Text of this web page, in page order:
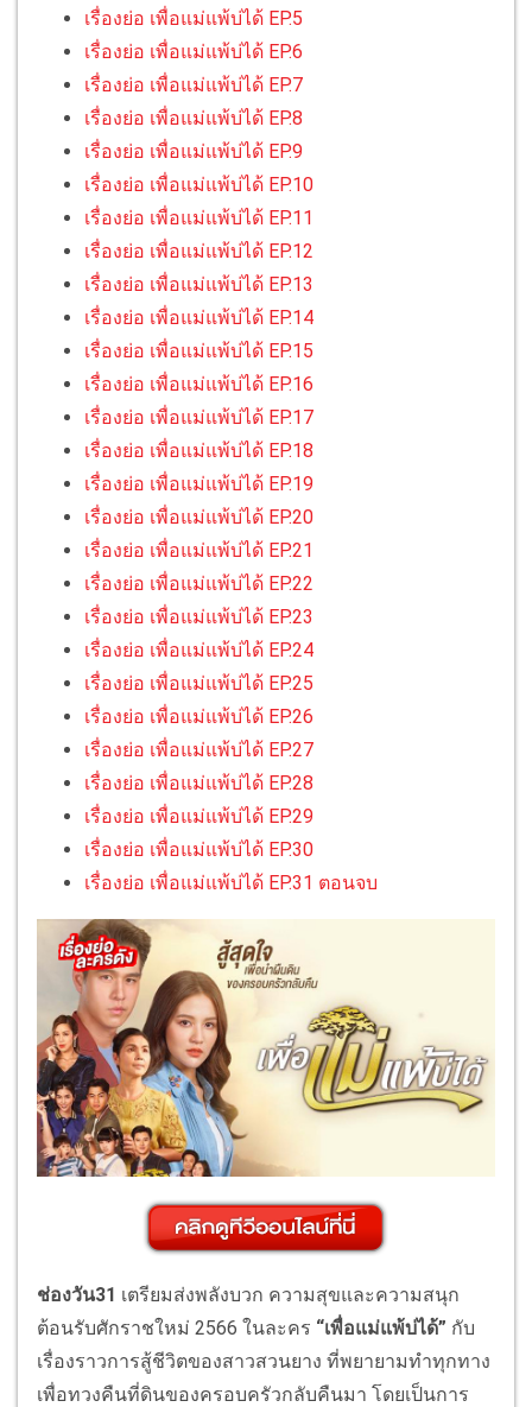
เรื่องย่อ เพื่อแม่แพ้บ่ได้ EP.5
เรื่องย่อ เพื่อแม่แพ้บ่ได้ EP.6
เรื่องย่อ เพื่อแม่แพ้บ่ได้ EP.7
เรื่องย่อ เพื่อแม่แพ้บ่ได้ EP.8
เรื่องย่อ เพื่อแม่แพ้บ่ได้ EP.9
เรื่องย่อ เพื่อแม่แพ้บ่ได้ EP.10
เรื่องย่อ เพื่อแม่แพ้บ่ได้ EP.11
เรื่องย่อ เพื่อแม่แพ้บ่ได้ EP.12
เรื่องย่อ เพื่อแม่แพ้บ่ได้ EP.13
เรื่องย่อ เพื่อแม่แพ้บ่ได้ EP.14
เรื่องย่อ เพื่อแม่แพ้บ่ได้ EP.15
เรื่องย่อ เพื่อแม่แพ้บ่ได้ EP.16
เรื่องย่อ เพื่อแม่แพ้บ่ได้ EP.17
เรื่องย่อ เพื่อแม่แพ้บ่ได้ EP.18
เรื่องย่อ เพื่อแม่แพ้บ่ได้ EP.19
เรื่องย่อ เพื่อแม่แพ้บ่ได้ EP.20
เรื่องย่อ เพื่อแม่แพ้บ่ได้ EP.21
เรื่องย่อ เพื่อแม่แพ้บ่ได้ EP.22
เรื่องย่อ เพื่อแม่แพ้บ่ได้ EP.23
เรื่องย่อ เพื่อแม่แพ้บ่ได้ EP.24
เรื่องย่อ เพื่อแม่แพ้บ่ได้ EP.25
เรื่องย่อ เพื่อแม่แพ้บ่ได้ EP.26
เรื่องย่อ เพื่อแม่แพ้บ่ได้ EP.27
เรื่องย่อ เพื่อแม่แพ้บ่ได้ EP.28
เรื่องย่อ เพื่อแม่แพ้บ่ได้ EP.29
เรื่องย่อ เพื่อแม่แพ้บ่ได้ EP.30
เรื่องย่อ เพื่อแม่แพ้บ่ได้ EP.31 ตอนจบ
ช่องวัน31 เตรียมส่งพลังบวก ความสุขและความสนุก
ต้อนรับศักราชใหม่ 2566 ในละคร “เพื่อแม่แพ้บ่ได้” กับ
เรื่องราวการสู้ชีวิตของสาวสวนยาง ที่พยายามทำทุกทาง
เพื่อทวงคืนที่ดินของครอบครัวกลับคืนมา โดยเป็นการ